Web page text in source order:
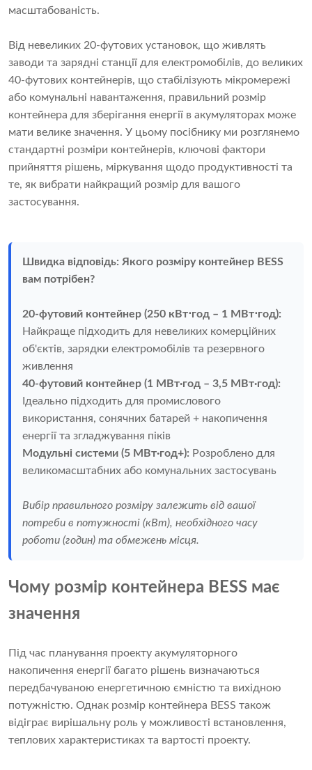
масштабованість.
Від невеликих 20-футових установок, що живлять
заводи та зарядні станції для електромобілів, до великих
40-футових контейнерів, що стабілізують мікромережі
або комунальні навантаження, правильний розмір
контейнера для зберігання енергії в акумуляторах може
мати велике значення. У цьому посібнику ми розглянемо
стандартні розміри контейнерів, ключові фактори
прийняття рішень, міркування щодо продуктивності та
те, як вибрати найкращий розмір для вашого
застосування.
Швидка відповідь: Якого розміру контейнер BESS
вам потрібен?
20-футовий контейнер (250 кВт⋅год – 1 МВт⋅год):
Найкраще підходить для невеликих комерційних
об'єктів, зарядки електромобілів та резервного
живлення
40-футовий контейнер (1 МВт·год – 3,5 МВт·год):
Ідеально підходить для промислового
використання, сонячних батарей + накопичення
енергії та згладжування піків
Модульні системи (5 МВт·год+): Розроблено для
великомасштабних або комунальних застосувань
Вибір правильного розміру залежить від вашої
потреби в потужності (кВт), необхідного часу
роботи (годин) та обмежень місця.
Чому розмір контейнера BESS має
значення
Під час планування проекту акумуляторного
накопичення енергії багато рішень визначаються
передбачуваною енергетичною ємністю та вихідною
потужністю. Однак розмір контейнера BESS також
відіграє вирішальну роль у можливості встановлення,
теплових характеристиках та вартості проекту.